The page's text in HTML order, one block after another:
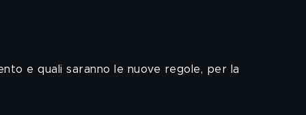
e quali saranno le nuove regole, per la